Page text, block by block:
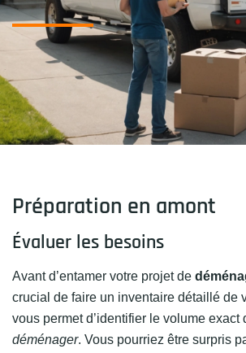
Préparation en amont
Évaluer les besoins
Avant d’entamer votre projet de
crucial de faire un inventaire détaillé de
vous permet d’identifier le volume exact
déménager. Vous pourriez être surpris